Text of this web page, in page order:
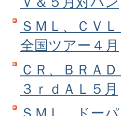
ＳＭＬ、ＣＶ
全国ツアー４月
ＣＲ、ＢＲＡ
３ｒｄＡＬ５月